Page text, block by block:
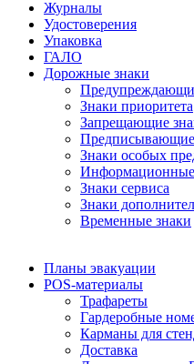
Журналы
Удостоверения
Упаковка
ГАЛО
Дорожные знаки
Знаки приоритета
Запрещающие
Предписывающие
Знаки особых
Информационные
Знаки сервиса
Знаки
Временные знаки
Планы эвакуации
POS-материалы
Трафареты
Гардеробные
Карманы для
Доставка